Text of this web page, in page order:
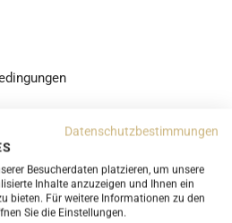
Datenschutzbestimmungen
Besucherdaten platzieren, um unsere
Inhalte anzuzeigen und Ihnen ein
bieten. Für weitere Informationen zu den
Sie die Einstellungen.